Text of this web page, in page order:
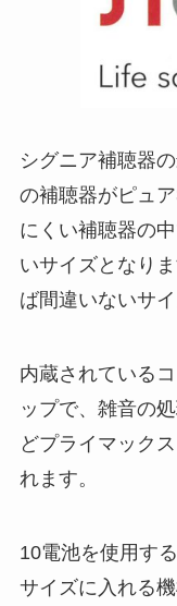
シグニア補聴器
の補聴器がピュ
にくい補聴器の
いサイズとなり
ば間違いないサイ
内蔵されている
ップで、雑音の
どプライマック
れます。
10電池を使用す
サイズに入れる